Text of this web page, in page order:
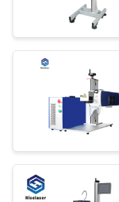
Serat